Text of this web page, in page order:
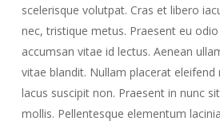
scelerisque volutpat. Cras et libero
nec, tristique metus. Praesent eu
accumsan vitae id lectus. Aenean
vitae blandit. Nullam placerat
lacus suscipit non. Praesent in nunc
mollis. Pellentesque elementum